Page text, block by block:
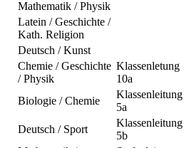
Mathematik / Physik
Latein / Geschichte /
Kath. Religion
Deutsch / Kunst
Chemie / Geschichte
/ Physik
Klassenletung
10a
Biologie / Chemie
Klassenleitung
5a
Deutsch / Sport
Klassenleitung
5b